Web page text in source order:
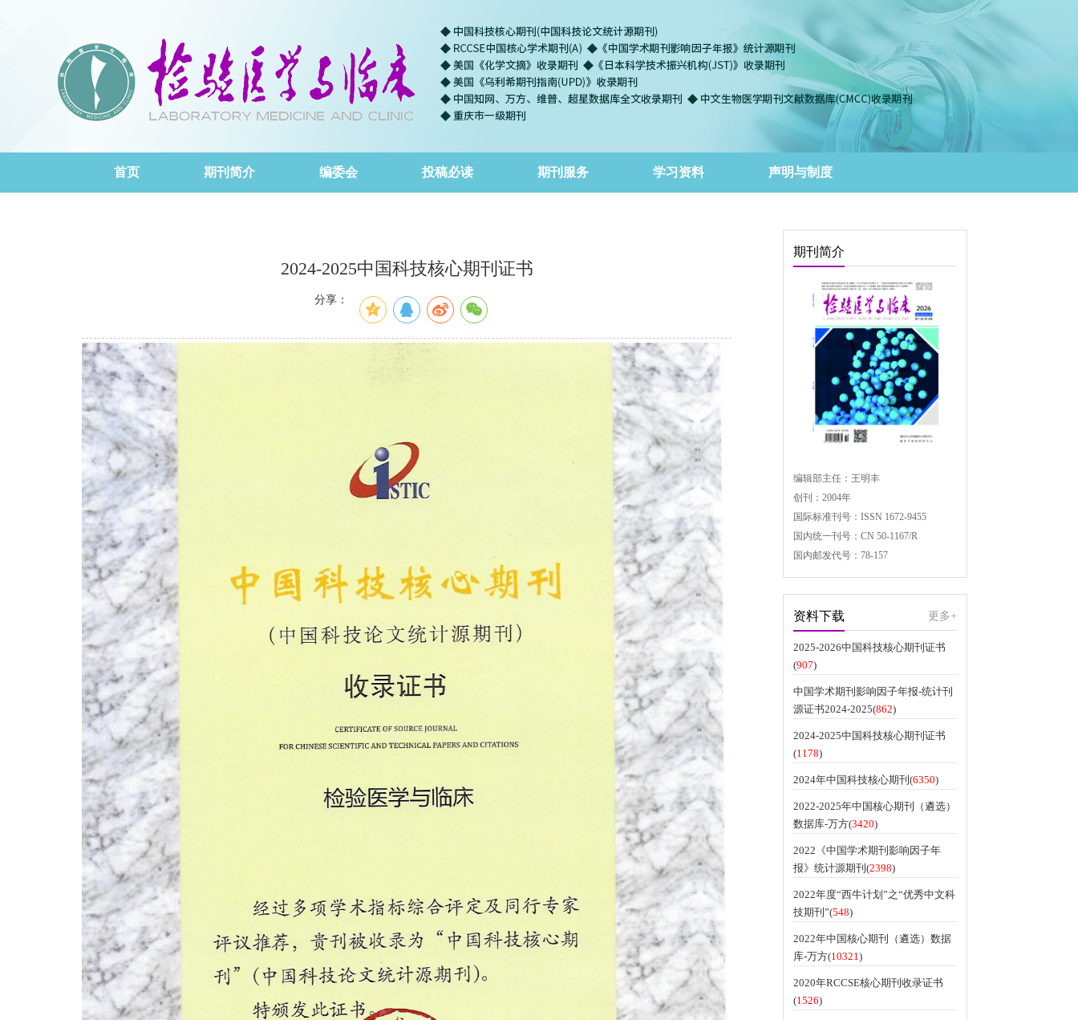
首页 期刊简介 编委会 投稿必读 期刊服务 学习资料 声明与制度
2024-2025中国科技核心期刊证书
分享：
期刊简介
编辑部主任：王明丰
创刊：2004年
国际标准刊号：ISSN 1672-9455
国内统一刊号：CN 50-1167/R
国内邮发代号：78-157
资料下载 更多+
2025-2026中国科技核心期刊证书
(907)
中国学术期刊影响因子年报-统计刊
源证书2024-2025(862)
2024-2025中国科技核心期刊证书
(1178)
2024年中国科技核心期刊(6350)
2022-2025年中国核心期刊（遴选）
数据库-万方(3420)
2022《中国学术期刊影响因子年
报》统计源期刊(2398)
2022年度“西牛计划”之“优秀中文科
技期刊”(548)
2022年中国核心期刊（遴选）数据
库-万方(10321)
2020年RCCSE核心期刊收录证书
(1526)